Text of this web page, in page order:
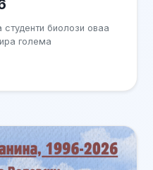
биолози оваа
голема